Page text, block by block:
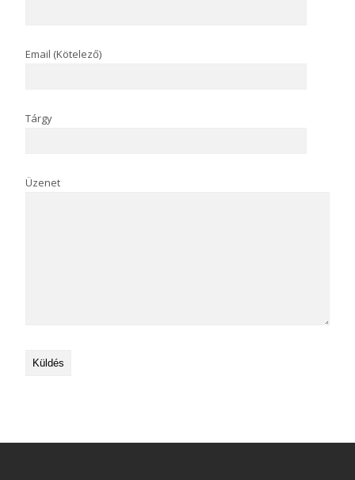
Email (Kötelező)
Tárgy
Üzenet